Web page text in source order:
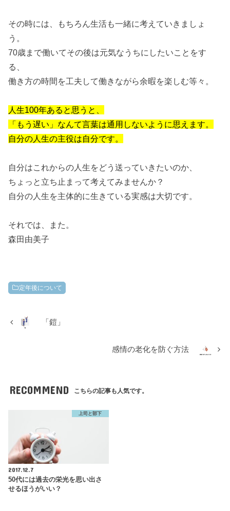
その時には、もちろん生活も一緒に考えていきましょ
う。
70歳まで働いてその後は元気なうちにしたいことをす
る、
働き方の時間を工夫して働きながら余暇を楽しむ等々。
人生100年あると思うと、
「もう遅い」なんて言葉は通用しないように思えます。
自分の人生の主役は自分です。
自分はこれからの人生をどう送っていきたいのか、
ちょっと立ち止まって考えてみませんか？
自分の人生を主体的に生きている実感は大切です。
それでは、また。
森田由美子
定年後について
「鎧」
感情の老化を防ぐ方法
RECOMMEND こちらの記事も人気です。
上司と部下
2017.12.7
50代には過去の栄光を思い出さ
せるほうがいい？